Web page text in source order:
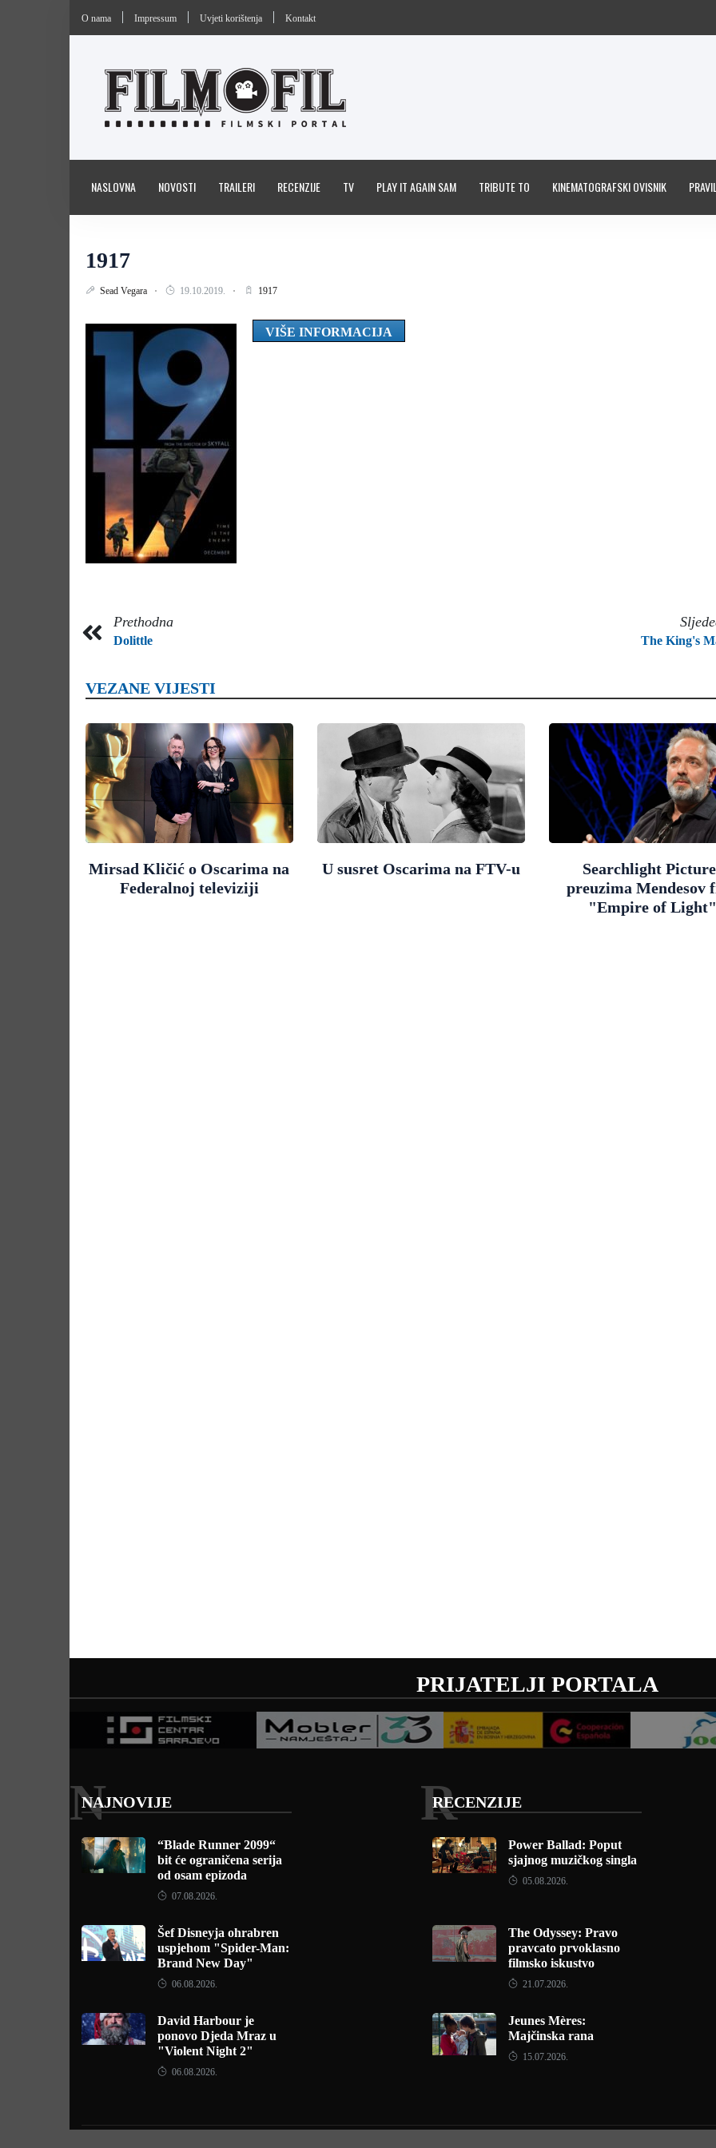
O nama Impressum Uvjeti korištenja Kontakt
NASLOVNA NOVOSTI TRAILERI RECENZIJE TV PLAY IT AGAIN SAM TRIBUTE TO KINEMATOGRAFSKI OVISNIK
1917
Sead Vegara 19.10.2019. 1917
VIŠE INFORMACIJA
Prethodna
Dolittle The King's
VEZANE VIJESTI
Mirsad Kličić o Oscarima na
Federalnoj televiziji
U susret Oscarima na FTV-u
Searchlight
preuzima Mendesov
"Empire of Light"
PRIJATELJI PORTALA
NAJNOVIJE
N
“Blade Runner 2099“
bit će ograničena serija
od osam epizoda
07.08.2026.
Šef Disneyja ohrabren
uspjehom "Spider-Man:
Brand New Day"
06.08.2026.
David Harbour je
ponovo Djeda Mraz u
"Violent Night 2"
06.08.2026.
RECENZIJE
R
Power Ballad: Poput
sjajnog muzičkog singla
05.08.2026.
The Odyssey: Pravo
pravcato prvoklasno
filmsko iskustvo
21.07.2026.
Jeunes Mères:
Majčinska rana
15.07.2026.